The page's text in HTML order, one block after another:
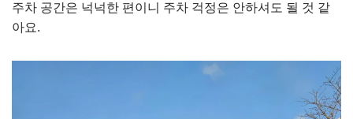
주차 공간은 넉넉한 편이니 주차 걱정은 안하셔도 될 것 같
아요.